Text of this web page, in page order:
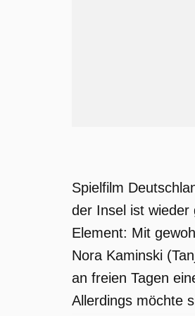
Spielfilm
der Insel ist wieder
Element: Mit
Nora Kaminski
an freien Tagen
Allerdings möchte